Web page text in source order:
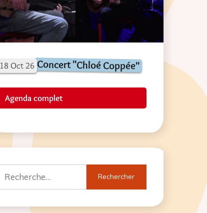
18 Oct 26 Concert "Chloé Coppée"
Agenda complet